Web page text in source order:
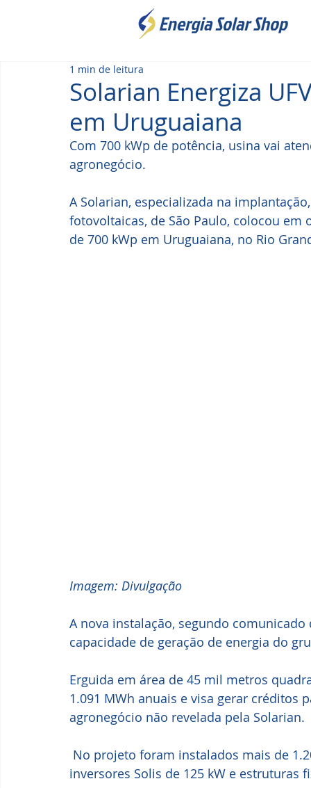
Solarian Energiza
em Uruguaiana
1 min de leitura
Com 700 kWp de potência, usina vai
agronegócio.
A Solarian, especializada na
fotovoltaicas, de São Paulo, colocou em
de 700 kWp em Uruguaiana, no Rio
Imagem: Divulgação
A nova instalação, segundo
capacidade de geração de energia do
Erguida em área de 45 mil metros
1.091 MWh anuais e visa gerar créditos
agronegócio não revelada pela Solarian.
inversores Solis de 125 kW e estruturas